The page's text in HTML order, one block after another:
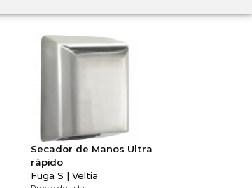
Secador de Manos Ultra
rápido
Fuga S | Veltia